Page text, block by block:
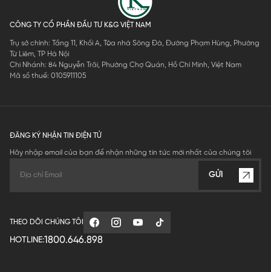
CÔNG TY CỔ PHẦN ĐẦU TƯ K&G VIỆT NAM
Trụ sở chính: Tầng 11, Khối A, Tòa nhà Sông Đà, Đường Phạm Hùng, Phường
Từ Liêm, TP Hà Nội
Chi Nhánh: 84 Nguyễn Trãi, Phường Chợ Quán, Hồ Chí Minh, Việt Nam
Mã số thuế: 0105911105
ĐĂNG KÝ NHẬN TIN ĐIỆN TỬ
Hãy nhập email của bạn để nhận những tin tức mới nhất của chúng tôi
GỬI
THEO DÕI CHÚNG TÔI
HOTLINE:1800.646.898